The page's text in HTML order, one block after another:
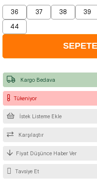
36 37 38 39
44
Tükeniyor
İstek Listeme Ekle
Karşılaştır
Fiyat Düşünce Haber Ver
Kargo Bedava
Tavsiye Et